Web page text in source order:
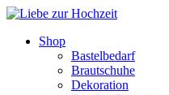
Shop
Bastelbedarf
Brautschuhe
Dekoration